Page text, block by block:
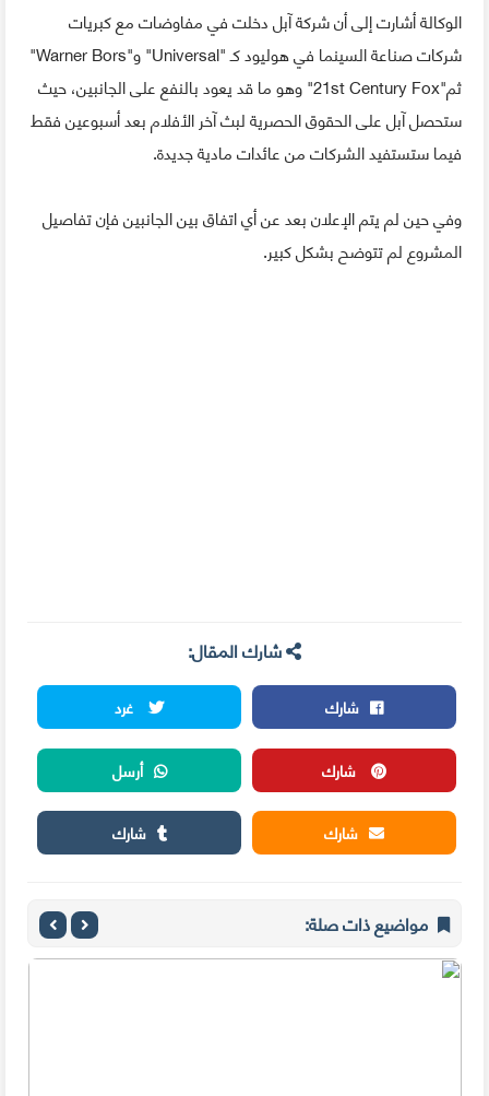
الوكالة أشارت إلى أن شركة آبل دخلت في مفاوضات مع كبريات
شركات صناعة السينما في هوليود كـ "Universal" و"Warner Bors"
ثم"21st Century Fox" وهو ما قد يعود بالنفع على الجانبين، حيث
ستحصل آبل على الحقوق الحصرية لبث آخر الأفلام بعد أسبوعين فقط
فيما ستستفيد الشركات من عائدات مادية جديدة.
وفي حين لم يتم الإعلان بعد عن أي اتفاق بين الجانبين فإن تفاصيل
المشروع لم تتوضح بشكل كبير.
شارك المقال:
شارك
غرد
شارك
أرسل
شارك
شارك
مواضيع ذات صلة: